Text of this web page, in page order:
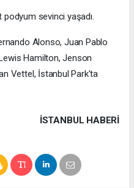
sevinci yaşadı.
Alonso, Juan Pablo
Hamilton, Jenson
Vettel, İstanbul Park'ta
İSTANBUL HABERİ